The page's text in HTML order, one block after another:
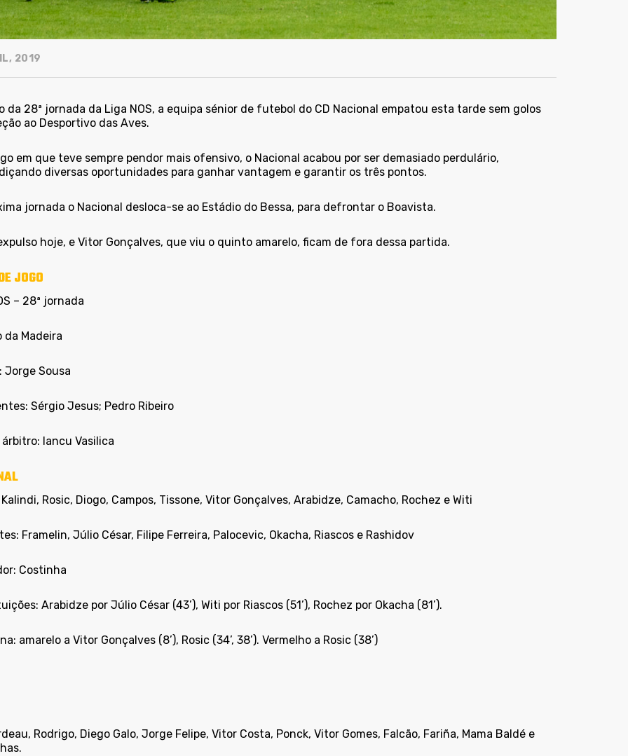
2019
da 28ª jornada da Liga NOS, a equipa sénior de futebol do CD Nacional empatou esta tarde sem golos
ao Desportivo das Aves.
em que teve sempre pendor mais ofensivo, o Nacional acabou por ser demasiado perdulário,
diversas oportunidades para ganhar vantagem e garantir os três pontos.
jornada o Nacional desloca-se ao Estádio do Bessa, para defrontar o Boavista.
hoje, e Vitor Gonçalves, que viu o quinto amarelo, ficam de fora dessa partida.
JOGO
– 28ª jornada
da Madeira
Jorge Sousa
Sérgio Jesus; Pedro Ribeiro
Iancu Vasilica
Rosic, Diogo, Campos, Tissone, Vitor Gonçalves, Arabidze, Camacho, Rochez e Witi
Framelin, Júlio César, Filipe Ferreira, Palocevic, Okacha, Riascos e Rashidov
Costinha
Arabidze por Júlio César (43’), Witi por Riascos (51’), Rochez por Okacha (81’).
amarelo a Vitor Gonçalves (8’), Rosic (34’, 38’). Vermelho a Rosic (38’)
Rodrigo, Diego Galo, Jorge Felipe, Vitor Costa, Ponck, Vitor Gomes, Falcão, Fariña, Mama Baldé e